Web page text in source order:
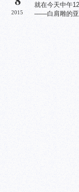
2015
就在今天中午
——白肩雕的亚